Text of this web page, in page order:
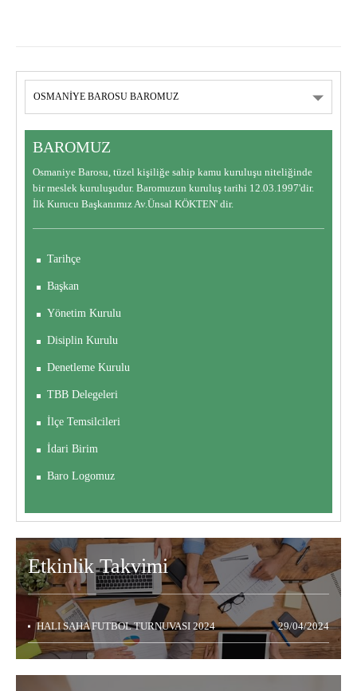
BAROMUZ
Osmaniye Barosu, tüzel kişiliğe sahip kamu kuruluşu niteliğinde
bir meslek kuruluşudur. Baromuzun kuruluş tarihi 12.03.1997'dir.
İlk Kurucu Başkanımız Av.Ünsal KÖKTEN' dir.
Tarihçe
Başkan
Yönetim Kurulu
Disiplin Kurulu
Denetleme Kurulu
TBB Delegeleri
İlçe Temsilcileri
İdari Birim
Baro Logomuz
EtkinlikTakvimi
29/04/2024
HALI SAHA FUTBOL TURNUVASI 2024